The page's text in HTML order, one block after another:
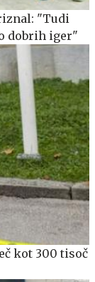
"Tudi
dobrih iger"
kot 300 tisoč